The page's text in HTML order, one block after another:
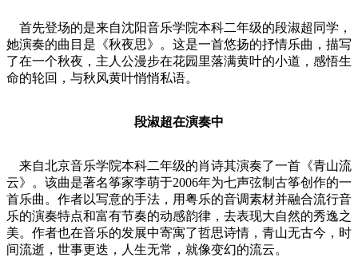
首先登场的是来自沈阳音乐学院本科二年级的段淑超同学，
她演奏的曲目是《秋夜思》。这是一首悠扬的抒情乐曲，描写
了在一个秋夜，主人公漫步在花园里落满黄叶的小道，感悟生
命的轮回，与秋风黄叶悄悄私语。
段淑超在演奏中
来自北京音乐学院本科二年级的肖诗其演奏了一首《青山流
云》。该曲是著名筝家李萌于2006年为七声弦制古筝创作的一
首乐曲。作者以写意的手法，用粤乐的音调素材并融合流行音
乐的演奏特点和富有节奏的动感韵律，去表现大自然的秀逸之
美。作者也在音乐的发展中寄寓了哲思诗情，青山无古今，时
间流逝，世事更迭，人生无常，就像变幻的流云。